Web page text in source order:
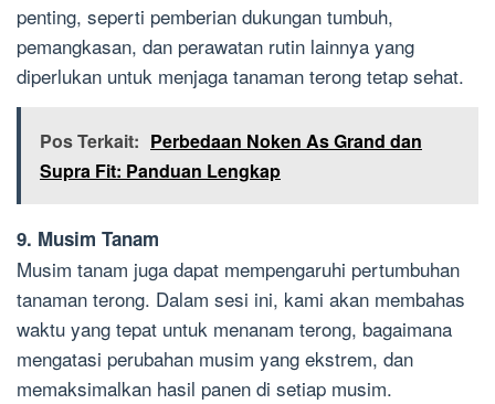
penting, seperti pemberian dukungan tumbuh,
pemangkasan, dan perawatan rutin lainnya yang
diperlukan untuk menjaga tanaman terong tetap sehat.
Pos Terkait: Perbedaan Noken As Grand dan
Supra Fit: Panduan Lengkap
9. Musim Tanam
Musim tanam juga dapat mempengaruhi pertumbuhan
tanaman terong. Dalam sesi ini, kami akan membahas
waktu yang tepat untuk menanam terong, bagaimana
mengatasi perubahan musim yang ekstrem, dan
memaksimalkan hasil panen di setiap musim.